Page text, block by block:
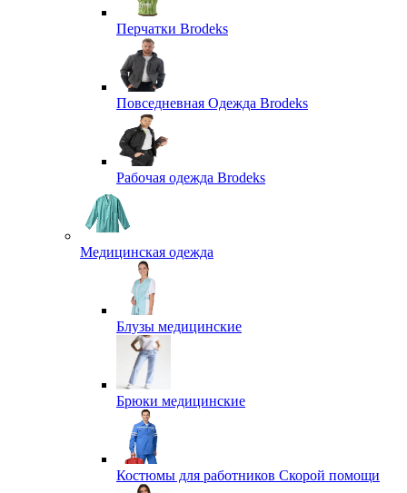
Перчатки Brodeks
Повседневная Одежда Brodeks
Рабочая одежда Brodeks
Медицинская одежда
Блузы медицинские
Брюки медицинские
Костюмы для работников Скорой помощи